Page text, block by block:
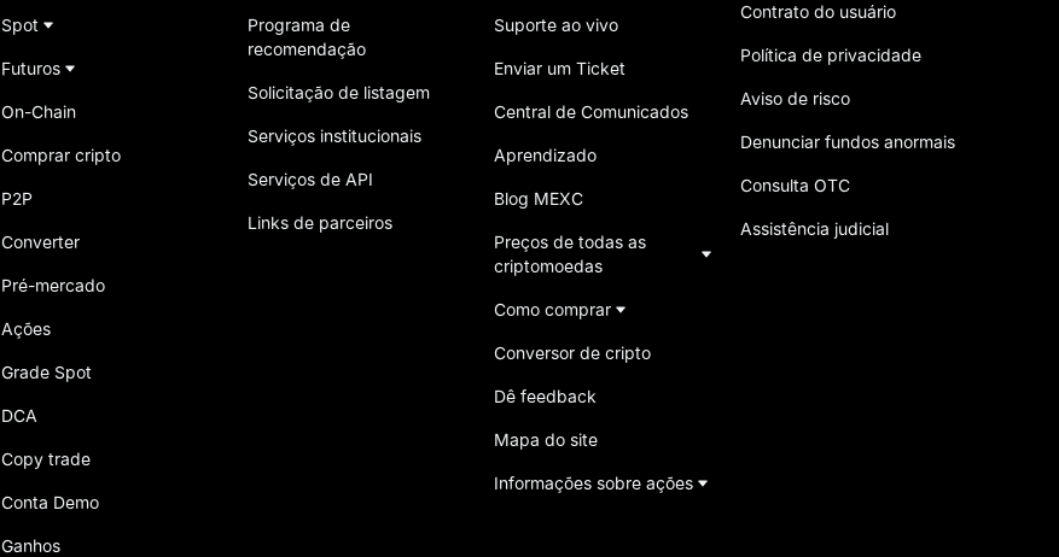
Spot
Futuros
On-Chain
Comprar cripto
P2P
Converter
Pré-mercado
Ações
Grade Spot
DCA
Copy trade
Conta Demo
Ganhos
Programa de
recomendação
Solicitação de listagem
Serviços institucionais
Serviços de API
Links de parceiros
Suporte ao vivo
Enviar um Ticket
Central de Comunicados
Aprendizado
Blog MEXC
Preços de todas as
criptomoedas
Como comprar
Conversor de cripto
Dê feedback
Mapa do site
Informações sobre ações
Contrato do usuário
Política de privacidade
Aviso de risco
Denunciar fundos anormais
Consulta OTC
Assistência judicial